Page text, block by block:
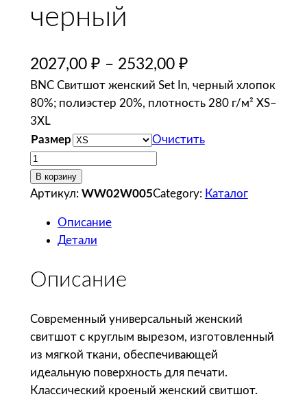
черный
2027,00 ₽ – 2532,00 ₽
BNC Свитшот женский Set In, черный хлопок
80%; полиэстер 20%, плотность 280 г/м² XS–
3XL
Размер
Очистить
К
о
л
т
о
т
о
в
а
В корзину
Артикул: WW02W005Category: Каталог
Описание
Детали
Описание
Современный универсальный женский
свитшот с круглым вырезом, изготовленный
из мягкой ткани, обеспечивающей
идеальную поверхность для печати.
Классический кроеный женский свитшот.